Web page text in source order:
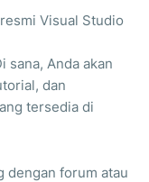
Visual Studio
sana, Anda akan
dan
tersedia di
dengan forum atau